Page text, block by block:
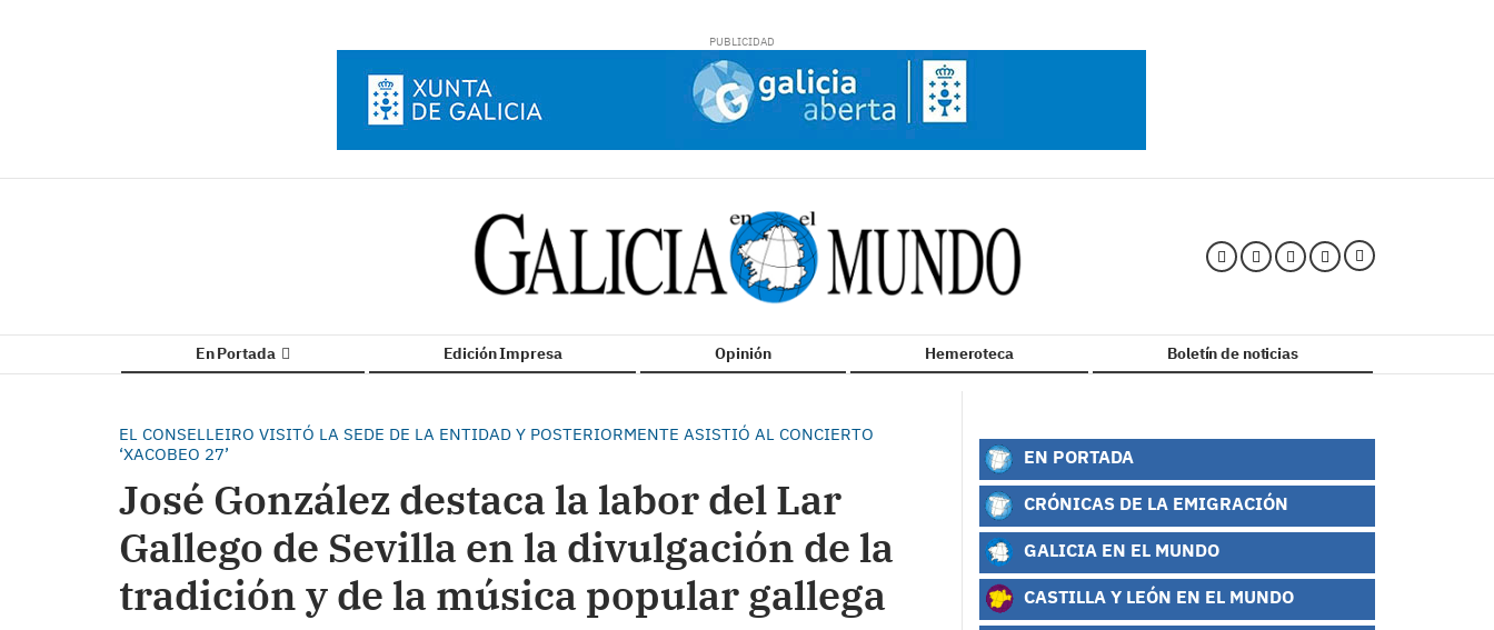
En Portada Edición Impresa Opinión Hemeroteca Boletín de noticias
EL CONSELLEIRO VISITÓ LA SEDE DE LA ENTIDAD Y POSTERIORMENTE ASISTIÓ AL CONCIERTO
‘XACOBEO 27’
José González destaca la labor del Lar
Gallego de Sevilla en la divulgación de la
tradición y de la música popular gallega
EN PORTADA
CRÓNICAS DE LA EMIGRACIÓN
GALICIA EN EL MUNDO
CASTILLA Y LEÓN EN EL MUNDO